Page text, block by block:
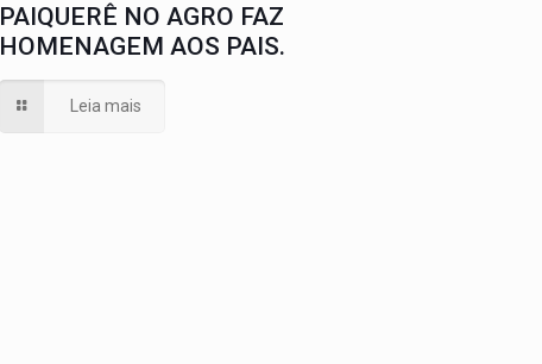
PAIQUERÊ NO AGRO FAZ
HOMENAGEM AOS PAIS.
Leia mais